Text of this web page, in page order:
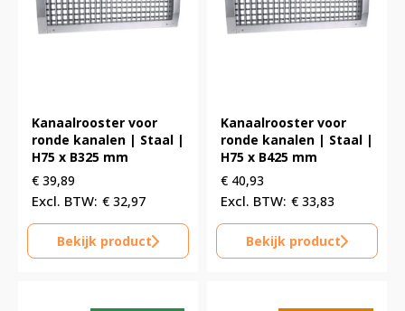
Kanaalrooster voor
ronde kanalen | Staal |
H75 x B325 mm
€ 39,89
€ 32,97
Bekijk product
Kanaalrooster voor
ronde kanalen | Staal |
H75 x B425 mm
€ 40,93
€ 33,83
Bekijk product